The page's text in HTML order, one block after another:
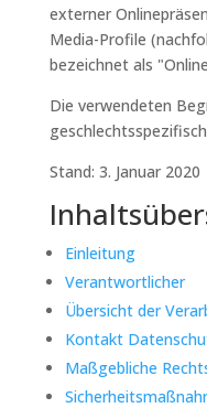
externer
Media-Profile
bezeichnet als
Die verwendeten
Stand: 3. Januar 2020
Einleitung
Verantwortlicher
Übersicht der
Kontakt
Maßgebliche